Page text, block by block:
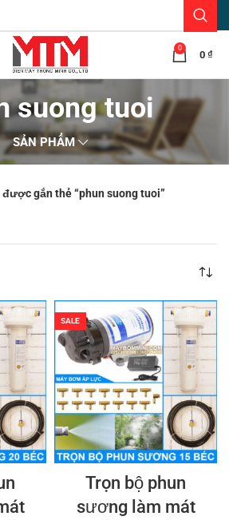
0
0 ₫
suong tuoi
SẢN PHẨM
được gắn thẻ “phun suong tuoi”
nhất
SALE
Trọn bộ phun
sương làm mát